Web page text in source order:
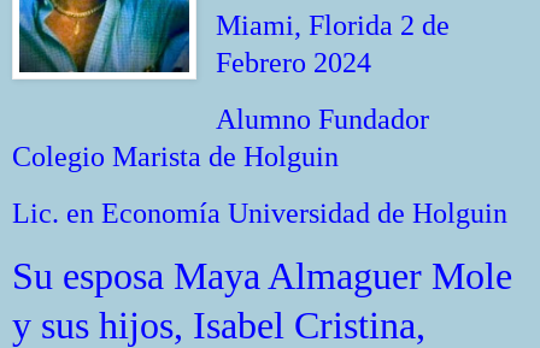
Miami, Florida 2 de
Febrero 2024
Alumno Fundador
Colegio Marista de Holguin
Lic. en Economía Universidad de Holguin
Su esposa Maya Almaguer Mole
y sus hijos, Isabel Cristina,